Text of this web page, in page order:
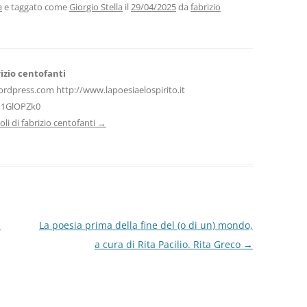
vi
e taggato comeGiorgio Stella il29/04/2025da fabrizio
centofanti
http://www.lapoesiaelospirito.it
di fabrizio centofanti →
La poesia prima della fine del (o di un) mondo,
a cura di Rita Pacilio. Rita Greco →